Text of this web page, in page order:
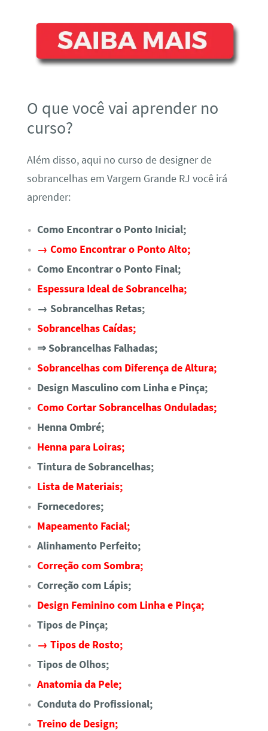
O que você vai aprender no
curso?
Além disso, aqui no curso de designer de
sobrancelhas em Vargem Grande RJ você irá
aprender:
Como Encontrar o Ponto Inicial;
→ Como Encontrar o Ponto Alto;
Como Encontrar o Ponto Final;
Espessura Ideal de Sobrancelha;
→ Sobrancelhas Retas;
Sobrancelhas Caídas;
⇒ Sobrancelhas Falhadas;
Sobrancelhas com Diferença de Altura;
Design Masculino com Linha e Pinça;
Como Cortar Sobrancelhas Onduladas;
Henna Ombré;
Henna para Loiras;
Tintura de Sobrancelhas;
Lista de Materiais;
Fornecedores;
Mapeamento Facial;
Alinhamento Perfeito;
Correção com Sombra;
Correção com Lápis;
Design Feminino com Linha e Pinça;
Tipos de Pinça;
→ Tipos de Rosto;
Tipos de Olhos;
Anatomia da Pele;
Conduta do Profissional;
Treino de Design;